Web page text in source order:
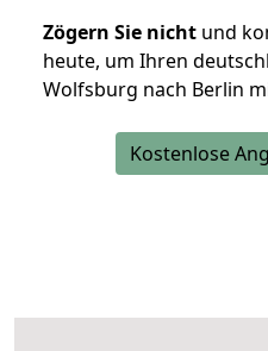
Zögern Sie nicht und
heute, um Ihren
Wolfsburg nach Berlin
Kostenlose